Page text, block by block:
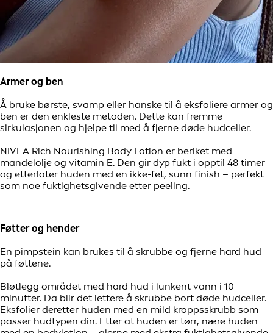
Armer og ben
Å bruke børste, svamp eller hanske til å eksfoliere armer og
ben er den enkleste metoden. Dette kan fremme
sirkulasjonen og hjelpe til med å fjerne døde hudceller.
NIVEA Rich Nourishing Body Lotion er beriket med
mandelolje og vitamin E. Den gir dyp fukt i opptil 48 timer
og etterlater huden med en ikke-fet, sunn finish – perfekt
som noe fuktighetsgivende etter peeling.
Føtter og hender
En pimpstein kan brukes til å skrubbe og fjerne hard hud
på føttene.
Bløtlegg området med hard hud i lunkent vann i 10
minutter. Da blir det lettere å skrubbe bort døde hudceller.
Eksfolier deretter huden med en mild kroppsskrubb som
passer hudtypen din. Etter at huden er tørr, nære huden